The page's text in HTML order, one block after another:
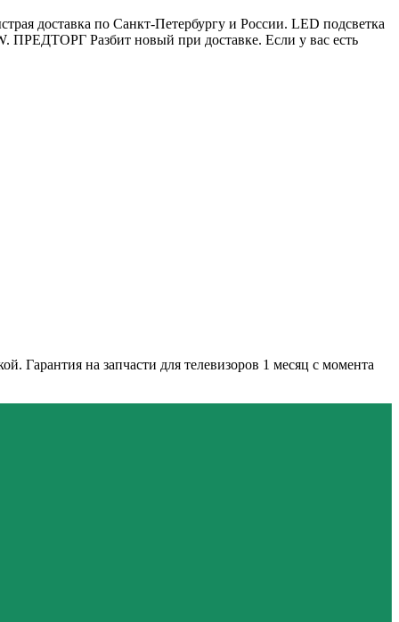
доставка по Санкт-Петербургу и России. LED подсветка
ПРЕДТОРГ Разбит новый при доставке. Если у вас есть
Гарантия на запчасти для телевизоров 1 месяц с момента